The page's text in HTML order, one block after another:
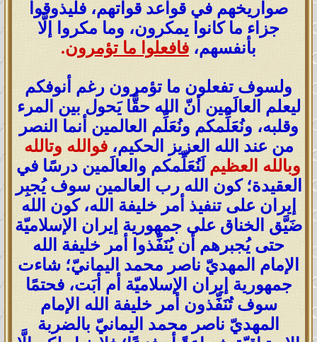
صواريخهم في قواعد قواتهم، فليذوقوا
جزاء ما كانوا يمكرون، وما مكروا إلَّا
بأنفسهم، فافعلوا ما تؤمرون.
ولسوف تفعلون ما تؤمرون رغم أنوفكم
ليعلم العالَمين أنّ الله حقًّا يَحول بين المرء
وقلبه، ونُعَلِّمكم ونُعَلِّم العالمين أنما النصر
من عند الله العزيز الحكيم، فوالله وتالله
وبالله العظيم لَنُعَلِّمكم والعالَمين درسًا في
العقيدة؛ كون الله رب العالمين سوف يُجبِر
إيران على تنفيذ أمر خليفة الله، كون الله
ضَيَّق الخناق على جمهورية إيران الإسلاميّة
حتى يُجبرهم أن يُنَفِّذوا أمر خليفة الله
الإمام المهديّ ناصر محمد اليمانيّ؛ شاءت
جمهورية إيران الإسلاميّة أم أبَت، فحتمًا
سوف تُنَفِّذون أمر خليفة الله الإمام
المهديّ ناصر محمد اليمانيّ بالضربة